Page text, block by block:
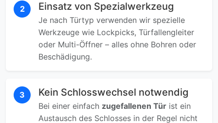
2 Einsatz von Spezialwerkzeug
Je nach Türtyp verwenden wir spezielle
Werkzeuge wie Lockpicks, Türfallengleiter
oder Multi-Öffner – alles ohne Bohren oder
Beschädigung.
3 Kein Schlosswechsel notwendig
Bei einer einfach zugefallenen Tür ist ein
Austausch des Schlosses in der Regel nicht